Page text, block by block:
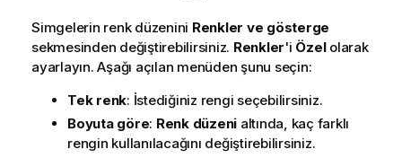
Simgelerin renk düzenini Renkler ve gösterge
sekmesinden değiştirebilirsiniz. Renkler'i Özelolarak
ayarlayın. Aşağı açılan menüden şunu seçin:
Tek renk: İstediğiniz rengi seçebilirsiniz.
Boyuta göre: Renk düzeni altında, kaç farklı
rengin kullanılacağını değiştirebilirsiniz.